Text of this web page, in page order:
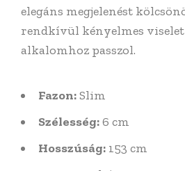
elegáns megjelenést
rendkívül kényelmes
alkalomhoz passzol.
Fazon:Slim
Szélesség:6 cm
Hosszúság: 153 cm